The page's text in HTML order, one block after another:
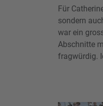
Für
sondern
war ein
Abschnitte
fragwürdig.